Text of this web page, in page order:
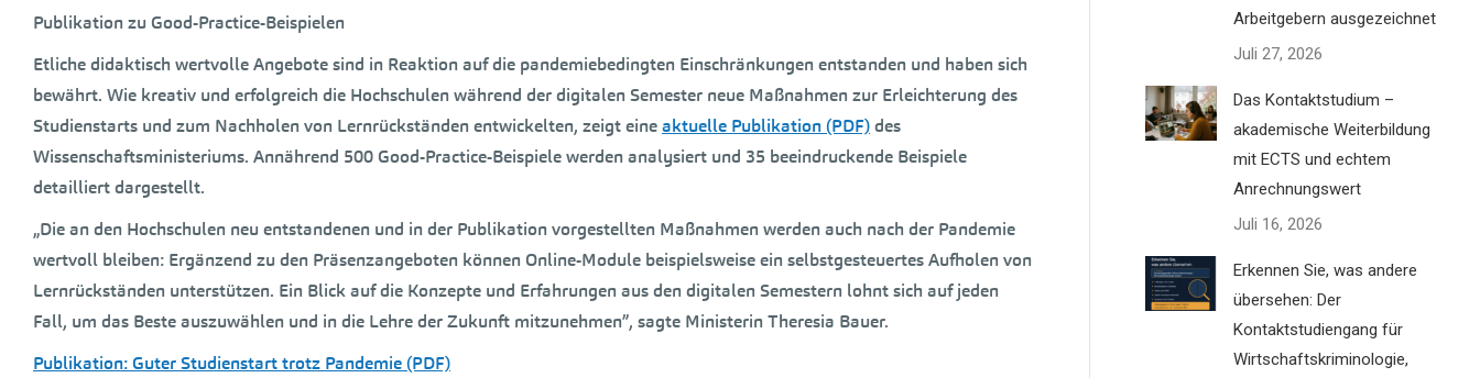
Publikation zu Good-Practice-Beispielen
Etliche didaktisch wertvolle Angebote sind in Reaktion auf die pandemiebedingten Einschränkungen entstanden und haben sich
bewährt. Wie kreativ und erfolgreich die Hochschulen während der digitalen Semester neue Maßnahmen zur Erleichterung des
Studienstarts und zum Nachholen von Lernrückständen entwickelten, zeigt eineaktuelle Publikation (PDF)des
Wissenschaftsministeriums. Annährend 500 Good-Practice-Beispiele werden analysiert und 35 beeindruckende Beispiele
detailliert dargestellt.
„Die an den Hochschulen neu entstandenen und in der Publikation vorgestellten Maßnahmen werden auch nach der Pandemie
wertvoll bleiben: Ergänzend zu den Präsenzangeboten können Online-Module beispielsweise ein selbstgesteuertes Aufholen von
Lernrückständen unterstützen. Ein Blick auf die Konzepte und Erfahrungen aus den digitalen Semestern lohnt sich auf jeden
Fall, um das Beste auszuwählen und in die Lehre der Zukunft mitzunehmen”, sagte Ministerin Theresia Bauer.
Publikation: Guter Studienstart trotz Pandemie (PDF)
Arbeitgebern ausgezeichnet
Juli 27, 2026
Das Kontaktstudium –
akademische Weiterbildung
mit ECTS und echtem
Anrechnungswert
Juli 16, 2026
Erkennen Sie, was andere
übersehen: Der
Kontaktstudiengang für
Wirtschaftskriminologie,